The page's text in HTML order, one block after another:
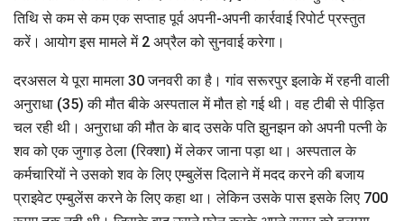
तिथि से कम से कम एक सप्ताह पूर्व अपनी-अपनी कार्रवाई रिपोर्ट प्रस्तुत
करें। आयोग इस मामले में 2 अप्रैल को सुनवाई करेगा।
दरअसल ये पूरा मामला 30 जनवरी का है। गांव सरूरपुर इलाके में रहनी वाली
अनुराधा (35) की मौत बीके अस्पताल में मौत हो गई थी। वह टीबी से पीड़ित
चल रही थी। अनुराधा की मौत के बाद उसके पति झुनझन को अपनी पत्नी के
शव को एक जुगाड़ ठेला (रिक्शा) में लेकर जाना पड़ा था। अस्पताल के
कर्मचारियों ने उसको शव के लिए एम्बुलेंस दिलाने में मदद करने की बजाय
प्राइवेट एम्बुलेंस करने के लिए कहा था। लेकिन उसके पास इसके लिए 700